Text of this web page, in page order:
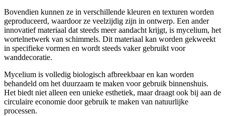
Bovendien kunnen ze in verschillende kleuren en texturen worden
geproduceerd, waardoor ze veelzijdig zijn in ontwerp. Een ander
innovatief materiaal dat steeds meer aandacht krijgt, is mycelium, het
wortelnetwerk van schimmels. Dit materiaal kan worden gekweekt
in specifieke vormen en wordt steeds vaker gebruikt voor
wanddecoratie.
Mycelium is volledig biologisch afbreekbaar en kan worden
behandeld om het duurzaam te maken voor gebruik binnenshuis.
Het biedt niet alleen een unieke esthetiek, maar draagt ook bij aan de
circulaire economie door gebruik te maken van natuurlijke
processen.